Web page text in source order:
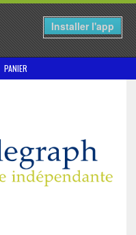
Installer l'app
PANIER